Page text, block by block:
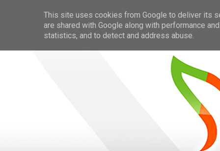
This site uses cookies from Google to deliver its
are shared with Google along with performance
statistics, and to detect and address abuse.